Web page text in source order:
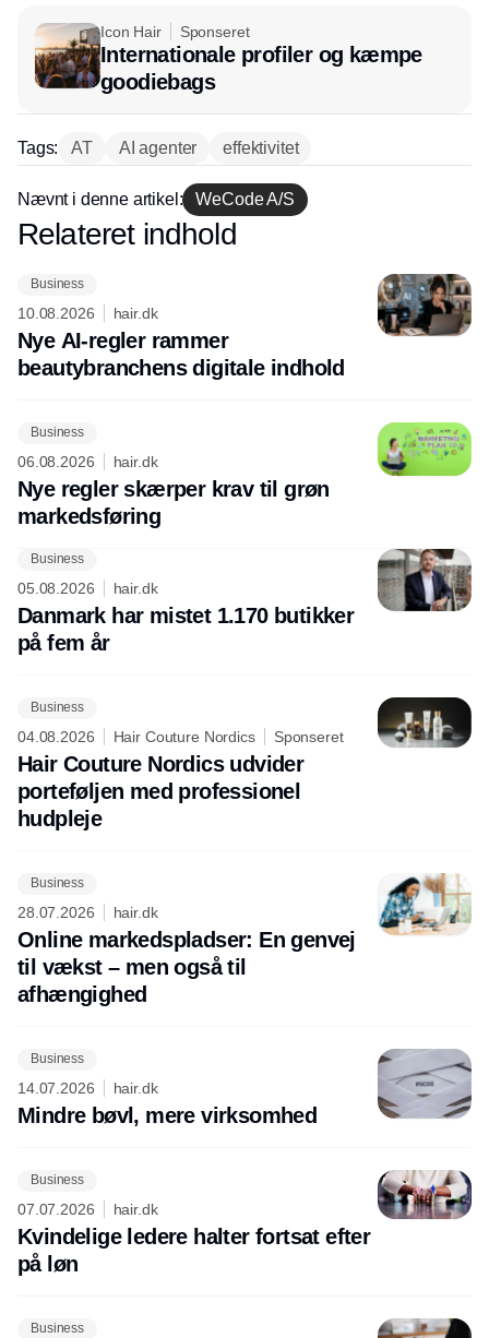
Icon Hair Sponseret
Internationale profiler og kæmpe
goodiebags
Tags: AT AI agenter effektivitet
Nævnt i denne artikel: WeCode A/S
Annonce
Relateret indhold
Business
10.08.2026 hair.dk
Nye AI-regler rammer
beautybranchens digitale indhold
Business
06.08.2026 hair.dk
Nye regler skærper krav til grøn
markedsføring
Business
05.08.2026 hair.dk
Danmark har mistet 1.170 butikker
på fem år
Business
04.08.2026 Hair Couture Nordics Sponseret
Hair Couture Nordics udvider
porteføljen med professionel
hudpleje
Business
28.07.2026 hair.dk
Online markedspladser: En genvej
til vækst – men også til
afhængighed
Business
14.07.2026 hair.dk
Mindre bøvl, mere virksomhed
Business
07.07.2026 hair.dk
Kvindelige ledere halter fortsat efter
på løn
Business